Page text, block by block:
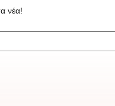
νέα!